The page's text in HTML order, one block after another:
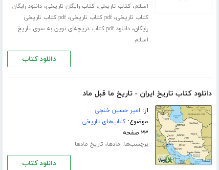
اسلام،کتاب تاریخی،کتاب رایگان تاریخی،دانلود رابگان
کتاب تاریخی،pdf کتاب تاریخی ،
pdf کتاب تاریخی
رایگان،
دانلود pdf کتاب دریچه‌ای نوین به سوی تاریخ
اسلام
دانلود کتاب
دانلود کتاب تاریخ ایران - تاریخ ما قبل ماد
از: امیر حسین خنجی
موضوع:کتاب‌های تاریخی
۲۳ صفحه
برچسب‌ها: مادها، تاریخ مادها
دانلود کتاب